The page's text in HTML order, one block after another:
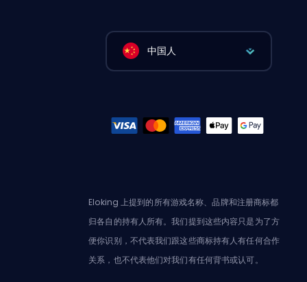
中国人
Eloking 上提到的所有游戏名称、品牌和注册商标都
归各自的持有人所有。我们提到这些内容只是为了方
便你识别，不代表我们跟这些商标持有人有任何合作
关系，也不代表他们对我们有任何背书或认可。